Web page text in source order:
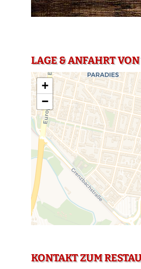
LAGE & ANFAHRT
+
−
KONTAKT ZUM